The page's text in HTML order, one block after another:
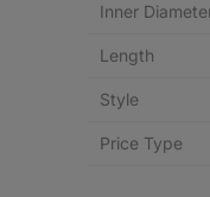
Inner
Length
Style
Price Type